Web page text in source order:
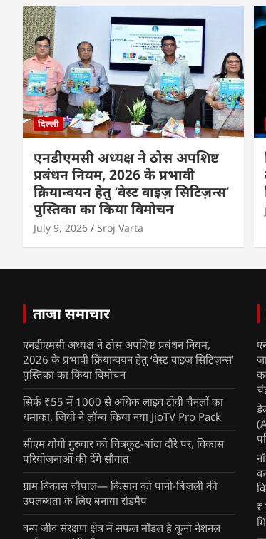
दिल्ली
एनडीएमसी अध्यक्ष ने ठोस अपशिष्ट
प्रबंधन नियम, 2026 के प्रभावी
क्रियान्वयन हेतु ‘वेस्ट वाइज़ सिटिज़न्स’
पुस्तिका का किया विमोचन
July 9, 2026 Sroj Varta
ताजा समाचार
एनडीएमसी अध्यक्ष ने ठोस अपशिष्ट प्रबंधन नियम,
2026 के प्रभावी क्रियान्वयन हेतु ‘वेस्ट वाइज़ सिटिज़न्स’
पुस्तिका का किया विमोचन
सिर्फ ₹55 में 1000 से अधिक लाइव टीवी चैनलों का
धमाका, जियो ने लॉन्च किया नया JioTV Pro Pack
सीएम योगी गुरुवार को चित्रकूट-बांदा दौरे पर, विकास
परियोजनाओं की देंगे सौगात
ग्राम विकास चौपाल— किसान को पानी-बिजली की
उपलब्धता के लिए बनाया रोडमैप
वन्य जीव संरक्षण क्षेत्र में सफल मॉडल है कूनो नेशनल